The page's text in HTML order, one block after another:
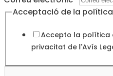
l'Avís
política
Acceptació de la
Accepto la política
privacitat de l'Avís